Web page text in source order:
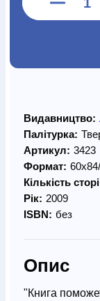
Видавництво:
Палітурка:
Артикул: 3423
Формат:
Кількість
Рік: 2009
ISBN: без
Опис
"Книга